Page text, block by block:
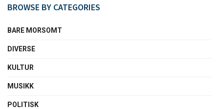
BROWSE BY CATEGORIES
BARE MORSOMT
DIVERSE
KULTUR
MUSIKK
POLITISK